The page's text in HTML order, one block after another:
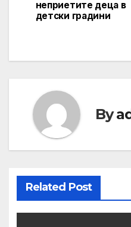
неприетите деца в
детски градини
By
Related Post